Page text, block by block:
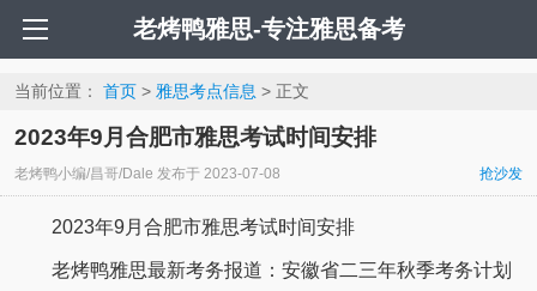
老烤鸭雅思-专注雅思备考
当前位置： 首页> 雅思考点信息 > 正文
2023年9月合肥市雅思考试时间安排
老烤鸭小编/昌哥/Dale 发布于 2023-07-08 抢沙发
2023年9月合肥市雅思考试时间安排
老烤鸭雅思最新考务报道：安徽省二三年秋季考务计划